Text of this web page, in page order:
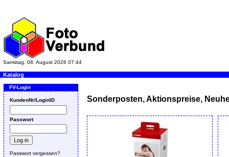
Samstag, 08. August 2026 07:44
Katalog
FV-Login
KundenNr/LoginID
Passwort
Passwort vergessen?
Sonderposten, Aktionspreise,